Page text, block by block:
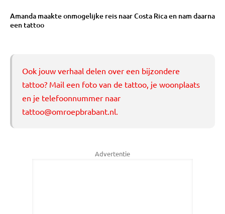
Amanda maakte onmogelijke reis naar Costa Rica en nam daarna
een tattoo
Ook jouw verhaal delen over een bijzondere
tattoo? Mail een foto van de tattoo, je woonplaats
en je telefoonnummer naar
tattoo@omroepbrabant.nl
Advertentie